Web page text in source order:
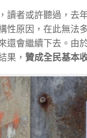
者或許聽過，去年
性原因，在此無
還會繼續下去。由
果， 贊成全民基本